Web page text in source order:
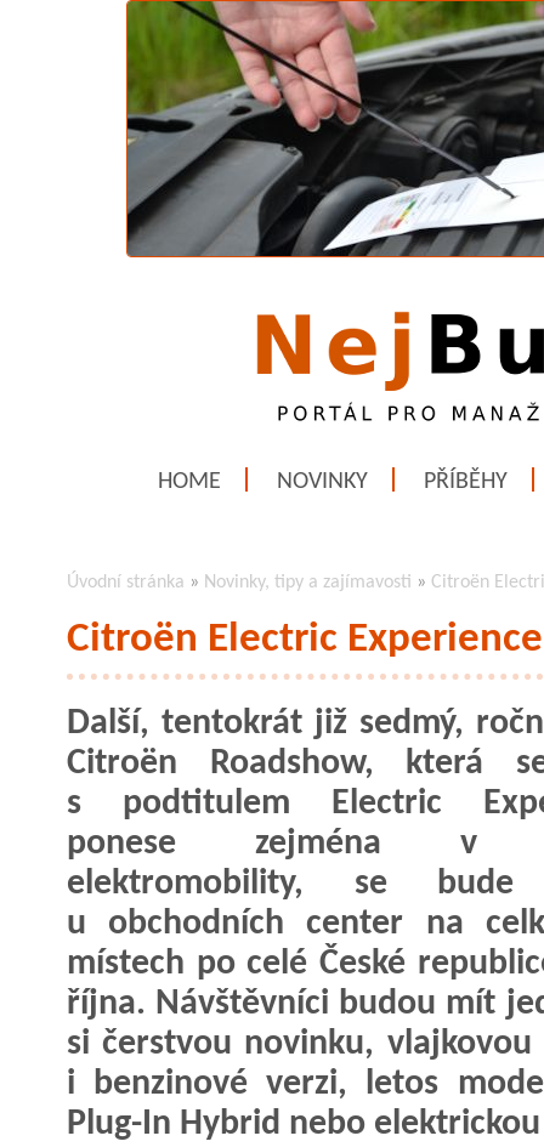
HOME NOVINKY PŘÍBĚHY
Úvodní stránka » Novinky, tipy a zajímavosti » Citroën
Citroën Electric
Další, tentokrát již sedmý,
Citroën Roadshow, která
s podtitulem Electric
ponese zejména v
elektromobility, se bude
u obchodních center na
místech po celé České
října. Návštěvníci budou mít
si čerstvou novinku,
i benzinové verzi, letos
Plug-In Hybrid nebo